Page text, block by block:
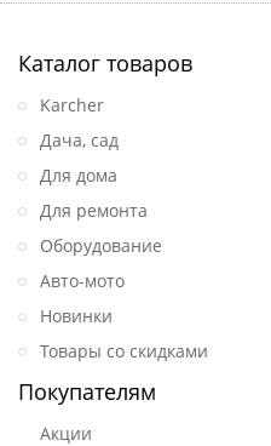
Каталог товаров
Karcher
Дача, сад
Для дома
Для ремонта
Оборудование
Авто-мото
Новинки
Товары со скидками
Покупателям
Акции